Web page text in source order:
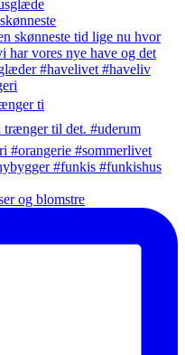
ti
og blomstre